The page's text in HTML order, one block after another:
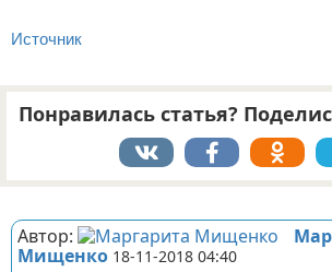
Источник
Понравилась статья?
Автор:
Мищенко 18-11-2018 04:40